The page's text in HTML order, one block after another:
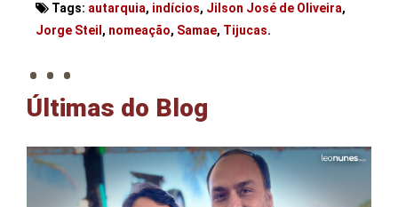
Tags: autarquia, indícios, Jilson José de Oliveira,
Jorge Steil , nomeação, Samae, Tijucas.
. . .
Últimas do Blog